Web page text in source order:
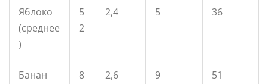
Яблоко
(среднее
)
5
2
2,4 5 36
Банан
8
2,6 9 51